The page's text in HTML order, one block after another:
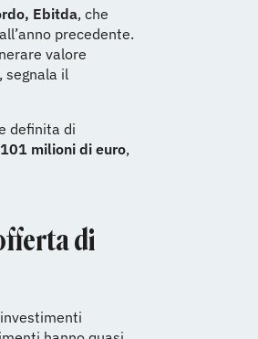
Ebitda, che
precedente.
valore
segnala il
definita di
101 milioni di euro,
di